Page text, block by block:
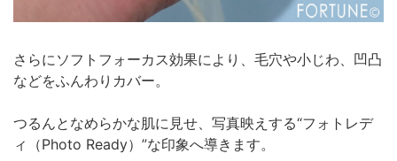
さらにソフトフォーカス効果により、毛穴や小じわ、凹凸
などをふんわりカバー。
つるんとなめらかな肌に見せ、写真映えする“フォトレデ
ィ（Photo Ready）”な印象へ導きます。